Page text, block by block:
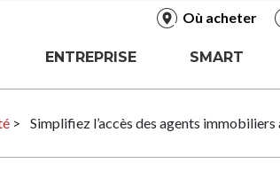
Où acheter
ENTREPRISE
SMART
> Simplifiez l’accès des agents